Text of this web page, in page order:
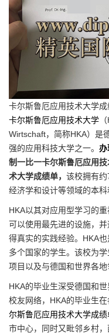
卡尔斯鲁厄应用技术大学成
卡尔斯鲁厄应用技术大学
Wirtschaft，简称HKA）是
强的应用科技大学之一。 办
制一比一卡尔斯鲁厄应用
术大学成绩单， 该校拥有约
经济学和设计等领域的本科
HKA以其对应用型学习的
可以使用最先进的设施，
得真实的实践经验。HKA
多个国家的学生。该校为
项目以及与德国和世界各地
HKA的毕业生深受德国和
校友网络，HKA的毕业生在
尔斯鲁厄应用技术大学成绩
市中心，同时又毗邻乡村